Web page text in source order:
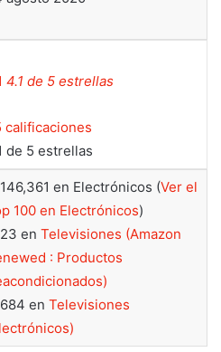
4.1 de 5 estrellas
calificaciones
de 5 estrellas
en Electrónicos (Ver el
100 en Electrónicos)
en Televisiones (Amazon
: Productos
en Televisiones